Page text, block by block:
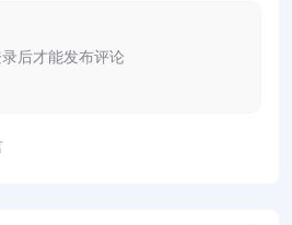
后才能发布评论